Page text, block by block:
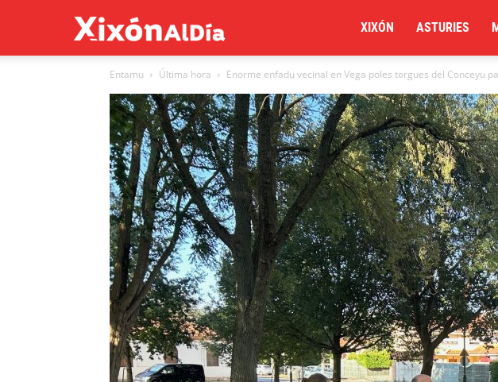
al
día
XIXÓN ASTURIES
Entamu Última hora Enorme enfadu vecinal en Vega poles torgues del Conceyu